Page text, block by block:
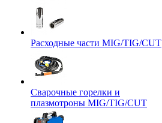
Расходные части MIG/TIG/CUT
Сварочные горелки и
плазмотроны MIG/TIG/CUT